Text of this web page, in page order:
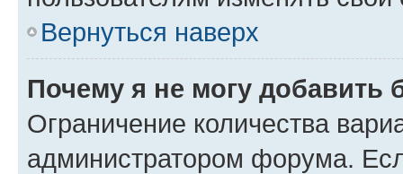
Вернуться наверх
Почему я не могу добавить
Ограничение количества
администратором форума.